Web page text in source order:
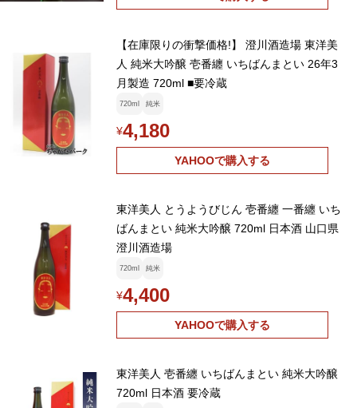
【在庫限りの衝撃価格!】 澄川酒造場 東洋美
人 純米大吟醸 壱番纏 いちばんまとい 26年3
月製造 720ml ■要冷蔵
720ml 純米
¥4,180
YAHOOで購入する
東洋美人 とうようびじん 壱番纏 一番纏 いち
ばんまとい 純米大吟醸 720ml 日本酒 山口県
澄川酒造場
720ml 純米
¥4,400
YAHOOで購入する
東洋美人 壱番纏 いちばんまとい 純米大吟醸
720ml 日本酒 要冷蔵